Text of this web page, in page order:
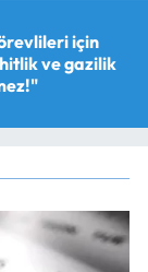
için
ve gazilik